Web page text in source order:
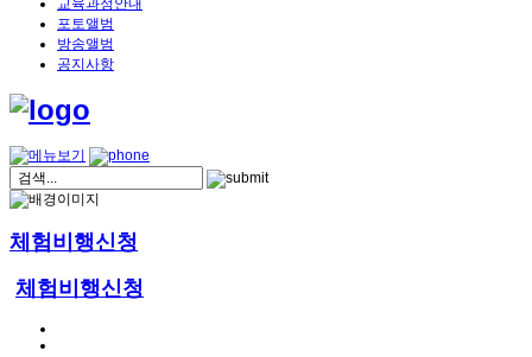
교육과정안내
포토앨범
방송앨범
공지사항
체험비행신청
체험비행신청